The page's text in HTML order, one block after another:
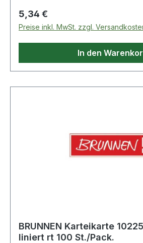
Regulärer Preis:
5,34 €
Preise inkl. MwSt. zzgl.
In den
BRUNNEN Karteikarte
liniert rt 100 St./Pack.